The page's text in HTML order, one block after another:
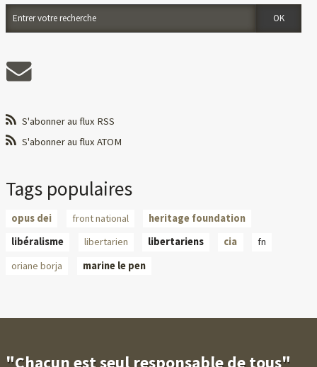
S'abonner au flux RSS
S'abonner au flux ATOM
Tags populaires
opus dei front national
heritage foundation
libéralisme
libertarien libertariens cia
fn
oriane borja
marine le pen
"Chacun est seul responsable de tous"